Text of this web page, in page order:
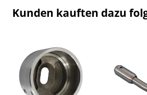
Kunden kauften dazu